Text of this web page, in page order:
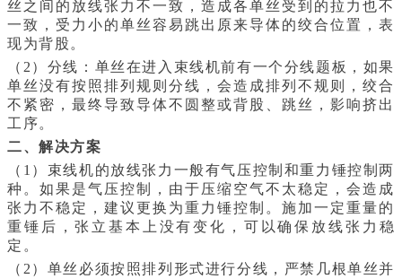
丝之间的放线张力不一致，造成各单丝受到的拉力也不
一致，受力小的单丝容易跳出原来导体的绞合位置，表
现为背股。
（2）分线：单丝在进入束线机前有一个分线题板，如果
单丝没有按照排列规则分线，会造成排列不规则，绞合
不紧密，最终导致导体不圆整或背股、跳丝，影响挤出
工序。
二、解决方案
（1）束线机的放线张力一般有气压控制和重力锤控制两
种。如果是气压控制，由于压缩空气不太稳定，会造成
张力不稳定，建议更换为重力锤控制。施加一定重量的
重锤后，张立基本上没有变化，可以确保放线张力稳
定。
（2）单丝必须按照排列形式进行分线，严禁几根单丝并